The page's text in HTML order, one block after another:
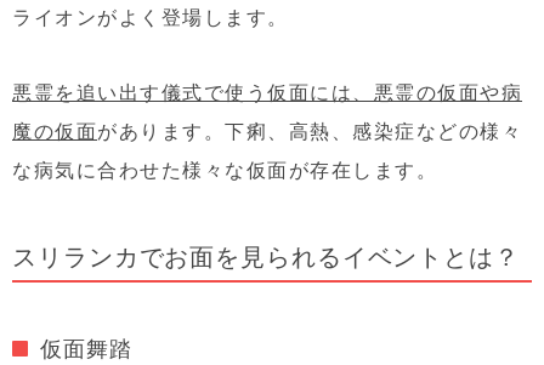
ライオンがよく登場します。
悪霊を追い出す儀式で使う仮面には、悪霊の仮面や病
魔の仮面があります。下痢、高熱、感染症などの様々
な病気に合わせた様々な仮面が存在します。
スリランカでお面を見られるイベントとは？
仮面舞踏